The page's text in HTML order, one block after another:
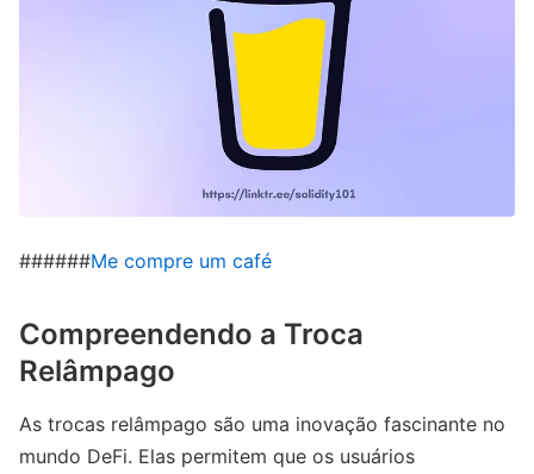
######Me compre um café
Compreendendo a Troca
Relâmpago
As trocas relâmpago são uma inovação fascinante no
mundo DeFi. Elas permitem que os usuários